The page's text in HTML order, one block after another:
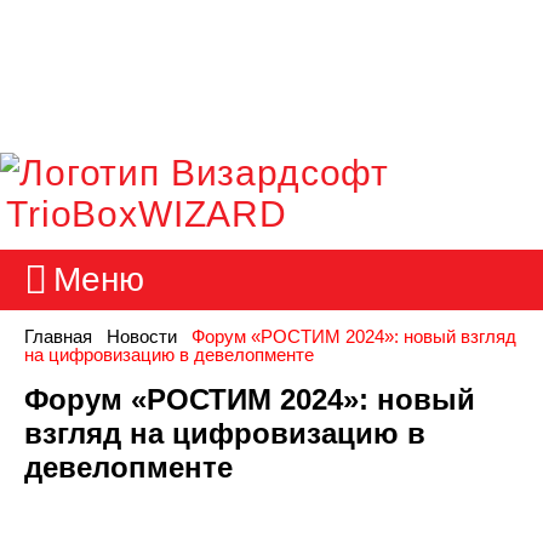
TrioBoxWIZARD
Меню
Главная Новости
Форум «РОСТИМ 2024»: новый взгляд
на цифровизацию в девелопменте
Форум «РОСТИМ 2024»: новый
взгляд на цифровизацию в
девелопменте